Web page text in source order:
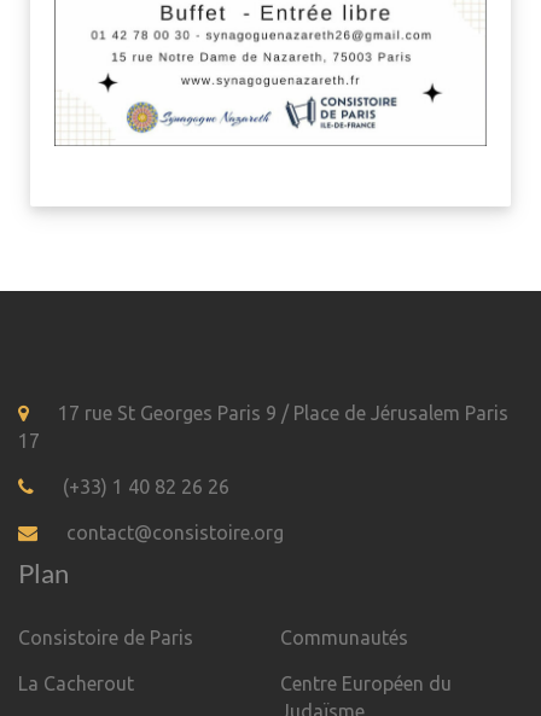
17 rue St Georges Paris 9 / Place de Jérusalem Paris
17
(+33) 1 40 82 26 26
contact@consistoire.org
Plan
Consistoire de Paris
La Cacherout
Communautés
Centre Européen du
Judaïsme